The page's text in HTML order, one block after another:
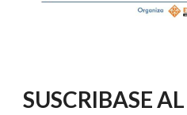
SUSCRIBASE